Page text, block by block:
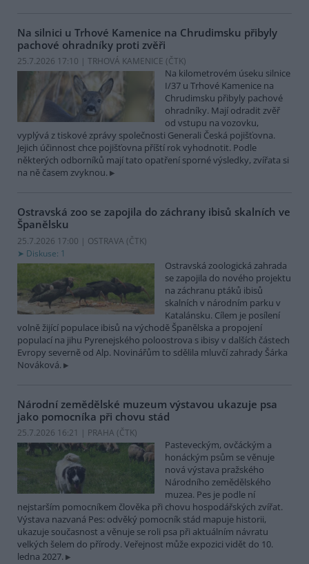
Na silnici u Trhové Kamenice na Chrudimsku přibyly
pachové ohradníky proti zvěři
25.7.2026 17:10 | TRHOVÁ KAMENICE (ČTK)
Na kilometrovém úseku silnice
I/37 u Trhové Kamenice na
Chrudimsku přibyly pachové
ohradníky. Mají odradit zvěř
od vstupu na vozovku,
vyplývá z tiskové zprávy společnosti Generali Česká pojišťovna.
Jejich účinnost chce pojišťovna příští rok vyhodnotit. Podle
některých odborníků mají tato opatření sporné výsledky, zvířata si
na ně časem zvyknou.
Ostravská zoo se zapojila do záchrany ibisů skalních ve
Španělsku
25.7.2026 17:00 | OSTRAVA (ČTK)
Diskuse: 1
Ostravská zoologická zahrada
se zapojila do nového projektu
na záchranu ptáků ibisů
skalních v národním parku v
Katalánsku. Cílem je posílení
volně žijící populace ibisů na východě Španělska a propojení
populací na jihu Pyrenejského poloostrova s ibisy v dalších částech
Evropy severně od Alp. Novinářům to sdělila mluvčí zahrady Šárka
Nováková.
Národní zemědělské muzeum výstavou ukazuje psa
jako pomocníka při chovu stád
25.7.2026 16:21 | PRAHA (ČTK)
Pasteveckým, ovčáckým a
honáckým psům se věnuje
nová výstava pražského
Národního zemědělského
muzea. Pes je podle ní
nejstarším pomocníkem člověka při chovu hospodářských zvířat.
Výstava nazvaná Pes: odvěký pomocník stád mapuje historii,
ukazuje současnost a věnuje se roli psa při aktuálním návratu
velkých šelem do přírody. Veřejnost může expozici vidět do 10.
ledna 2027.